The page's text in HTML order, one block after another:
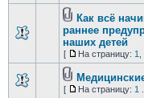
Как всё
раннее
наших детей
[ На страницу: 1
[ На страницу: 1